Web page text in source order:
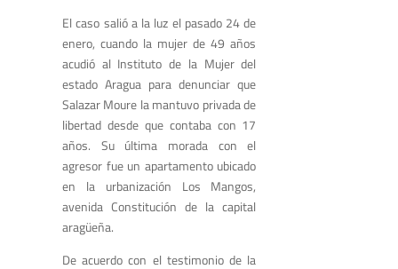
El caso salió a la luz el pasado 24 de
enero, cuando la mujer de 49 años
acudió al Instituto de la Mujer del
estado Aragua para denunciar que
Salazar Moure la mantuvo privada de
libertad desde que contaba con 17
años. Su última morada con el
agresor fue un apartamento ubicado
en la urbanización Los Mangos,
avenida Constitución de la capital
aragüeña.
De acuerdo con el testimonio de la